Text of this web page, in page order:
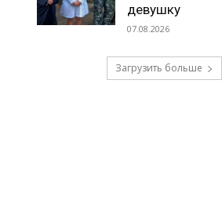
девушку
07.08.2026
Загрузить больше